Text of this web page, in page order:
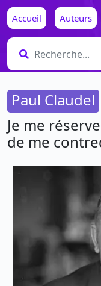
Accueil Auteurs
Paul Claudel
Je me
de me